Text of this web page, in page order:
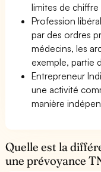
limites de chiffre
Profession
par des ordres
médecins, les
exemple, partie
Entrepreneur
une activité
manière
Quelle est la
une prévoyance